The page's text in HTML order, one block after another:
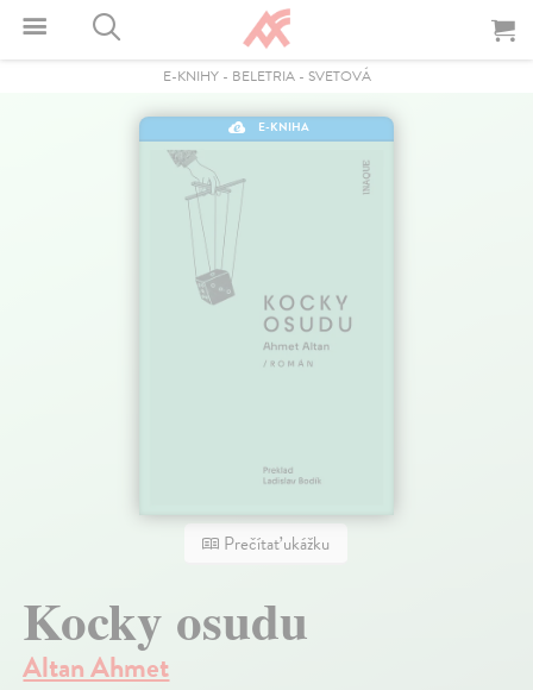
E-KNIHY- BELETRIA- SVETOVÁ
E-KNIHA
Prečítať ukážku
Kocky osudu
Altan Ahmet